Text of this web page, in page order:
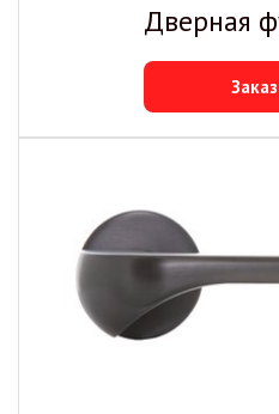
Дверная